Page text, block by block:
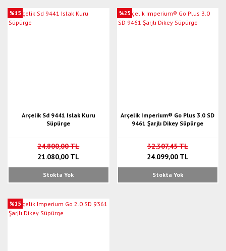
%15
Arçelik Sd 9441 Islak Kuru
Süpürge
24.800,00 TL
21.080,00 TL
Stokta Yok
%25
Arçelik Imperium® Go Plus 3.0 SD
9461 Şarjlı Dikey Süpürge
32.307,45 TL
24.099,00 TL
Stokta Yok
%15